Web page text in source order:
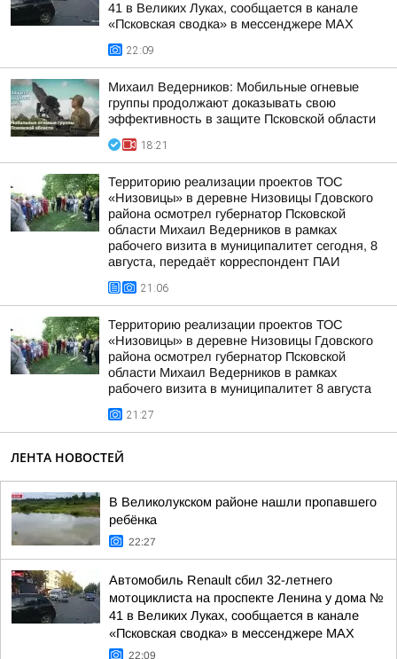
41 в Великих Луках, сообщается в канале
«Псковская сводка» в мессенджере MAX
22:09
Михаил Ведерников: Мобильные огневые
группы продолжают доказывать свою
эффективность в защите Псковской области
18:21
Территорию реализации проектов ТОС
«Низовицы» в деревне Низовицы Гдовского
района осмотрел губернатор Псковской
области Михаил Ведерников в рамках
рабочего визита в муниципалитет сегодня, 8
августа, передаёт корреспондент ПАИ
21:06
Территорию реализации проектов ТОС
«Низовицы» в деревне Низовицы Гдовского
района осмотрел губернатор Псковской
области Михаил Ведерников в рамках
рабочего визита в муниципалитет 8 августа
21:27
ЛЕНТА НОВОСТЕЙ
В Великолукском районе нашли пропавшего
ребёнка
22:27
Автомобиль Renault сбил 32-летнего
мотоциклиста на проспекте Ленина у дома №
41 в Великих Луках, сообщается в канале
«Псковская сводка» в мессенджере MAX
22:09